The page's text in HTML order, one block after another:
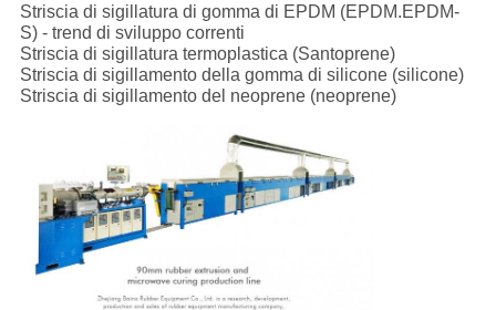
Striscia di sigillatura di gomma di EPDM (EPDM.EPDM-
S) - trend di sviluppo correnti
Striscia di sigillatura termoplastica (Santoprene)
Striscia di sigillamento della gomma di silicone (silicone)
Striscia di sigillamento del neoprene (neoprene)